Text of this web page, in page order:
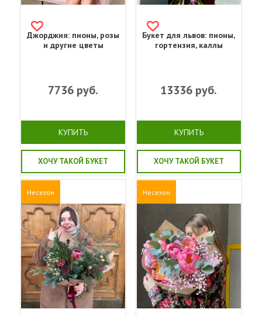
Джорджия: пионы, розы
и другие цветы
7736 руб.
КУПИТЬ
ХОЧУ ТАКОЙ БУКЕТ
Букет для львов: пионы,
гортензия, каллы
13336 руб.
КУПИТЬ
ХОЧУ ТАКОЙ БУКЕТ
Несезон Несезон